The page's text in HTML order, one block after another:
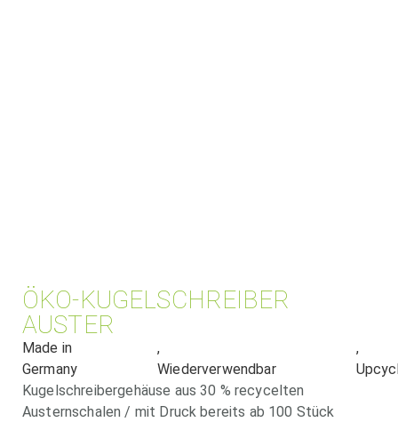
ÖKO-KUGELSCHREIBER
AUSTER
Made in
Germany
,
Wiederverwendbar
,
Kugelschreibergehäuse aus 30 % recycelten
Austernschalen / mit Druck bereits ab 100 Stück